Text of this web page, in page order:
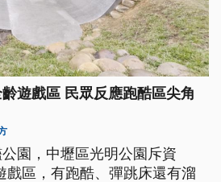
遊戲區 民眾反應跑酷區尖角
園，中壢區光明公園斥資
戲區，有跑酷、彈跳床還有溜